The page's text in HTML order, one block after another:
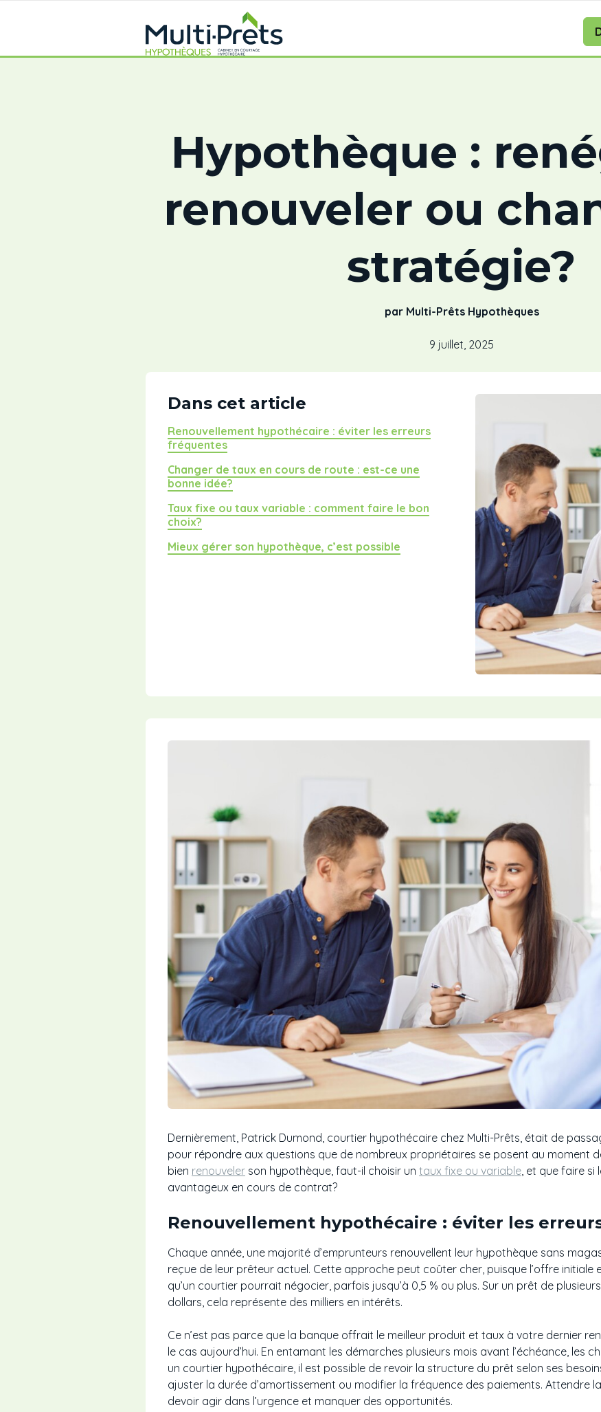
Hypothèque :
renouveler ou
stratégie?
par Multi-Prêts Hypothèques
9 juillet, 2025
Dans cet article
Renouvellement hypothécaire : éviter les erreurs
fréquentes
Changer de taux en cours de route : est-ce une
bonne idée?
Taux fixe ou taux variable : comment faire le bon
choix?
Mieux gérer son hypothèque, c’est possible
Dernièrement, Patrick Dumond, courtier hypothécaire chez Multi-Prêts, était de
pour répondre aux questions que de nombreux propriétaires se posent au moment
bien renouveler son hypothèque, faut-il choisir un taux fixe ou variable , et que faire si
avantageux en cours de contrat?
Renouvellement hypothécaire : éviter les
Chaque année, une majorité d’emprunteurs renouvellent leur hypothèque sans
reçue de leur prêteur actuel. Cette approche peut coûter cher, puisque l’offre initiale
qu’un courtier pourrait négocier, parfois jusqu’à 0,5 % ou plus. Sur un prêt de
dollars, cela représente des milliers en intérêts.
Ce n’est pas parce que la banque offrait le meilleur produit et taux à votre dernier
le cas aujourd’hui. En entamant les démarches plusieurs mois avant l’échéance, les
un courtier hypothécaire, il est possible de revoir la structure du prêt selon ses
ajuster la durée d’amortissement ou modifier la fréquence des paiements. Attendre
devoir agir dans l’urgence et manquer des opportunités.